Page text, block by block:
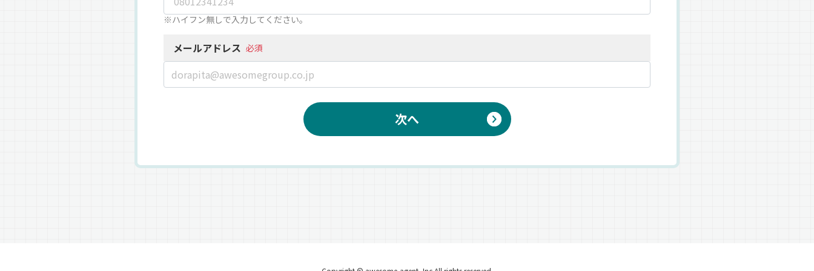
※ハイフン無しで入力してください。
メールアドレス 必須
次へ